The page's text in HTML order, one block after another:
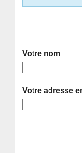
Votre nom
Votre adresse